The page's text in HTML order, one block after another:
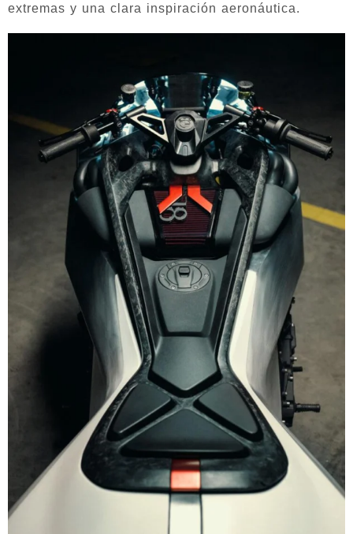
extremas y una clara inspiración aeronáutica.